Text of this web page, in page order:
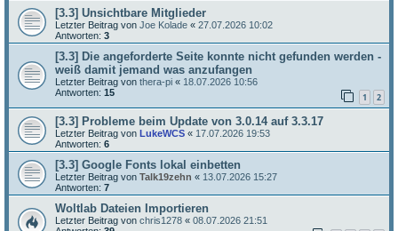
[3.3] Unsichtbare Mitglieder
Letzter Beitrag von Joe Kolade « 27.07.2026 10:02
Antworten: 3
[3.3] Die angeforderte Seite konnte nicht gefunden werden -
weiß damit jemand was anzufangen
Letzter Beitrag von thera-pi « 18.07.2026 10:56
Antworten: 15 1 2
[3.3] Probleme beim Update von 3.0.14 auf 3.3.17
Letzter Beitrag von LukeWCS « 17.07.2026 19:53
Antworten: 6
[3.3] Google Fonts lokal einbetten
Letzter Beitrag von Talk19zehn « 13.07.2026 15:27
Antworten: 7
Woltlab Dateien Importieren
Letzter Beitrag von chris1278 « 08.07.2026 21:51